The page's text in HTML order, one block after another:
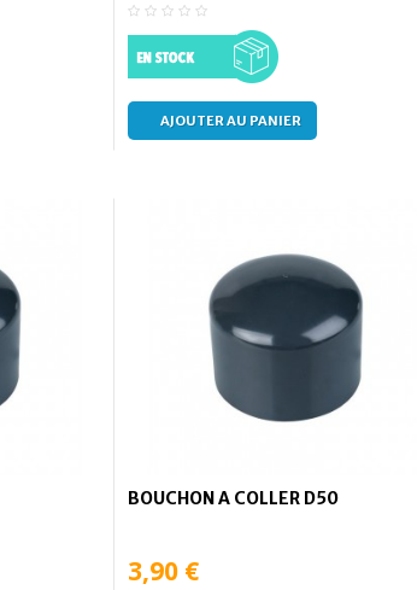
AJOUTER AU PANIER
BOUCHON A COLLER D50
3,90 €